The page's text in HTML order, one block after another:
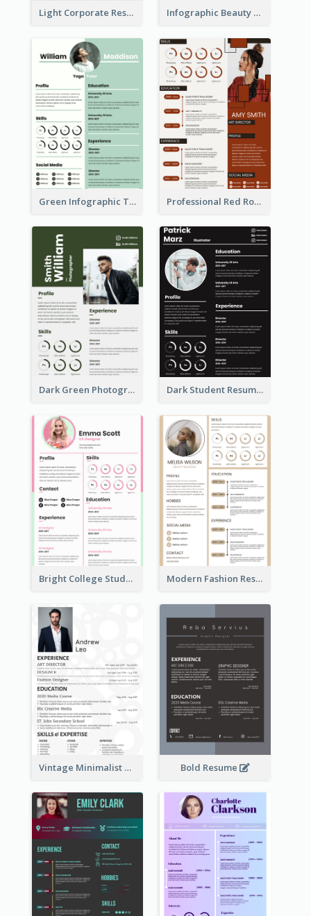
Light Corporate Resume Infographic Beauty Consultant Resume
Green Infographic Teacher Resume Professional Red Rouge Resume
Dark Green Photographer Resume Dark Student Resume
Bright College Student Designer Resume Modern Fashion Resume
Vintage Minimalist Photography Resume Bold Resume